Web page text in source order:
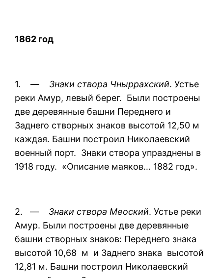
1862 год
1. — Знаки створа Чныррахский. Устье
реки Амур, левый берег. Были построены
две деревянные башни Переднего и
Заднего створных знаков высотой 12,50 м
каждая. Башни построил Николаевский
военный порт. Знаки створа упразднены в
1918 году. «Описание маяков… 1882 год».
2. — Знаки створа Меоский. Устье реки
Амур. Были построены две деревянные
башни створных знаков: Переднего знака
высотой 10,68 м и Заднего знака высотой
12,81 м. Башни построил Николаевский